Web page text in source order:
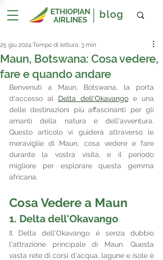
blog
ETHIOPIAN
AIRLINES
Maun, Botswana: Cosa vedere,
fare e quando andare
25 giu 2024 Tempo di lettura: 3 min
Benvenuti a Maun, Botswana, la porta
d'accesso al Delta dell'Okavango e una
delle destinazioni più affascinanti per gli
amanti della natura e dell'avventura.
Questo articolo vi guiderà attraverso le
meraviglie di Maun, cosa vedere e fare
durante la vostra visita, e il periodo
migliore per esplorare questa gemma
africana.
Cosa Vedere a Maun
1. Delta dell'Okavango
Il Delta dell'Okavango è senza dubbio
l'attrazione principale di Maun. Questa
vasta rete di corsi d'acqua, lagune e isole è